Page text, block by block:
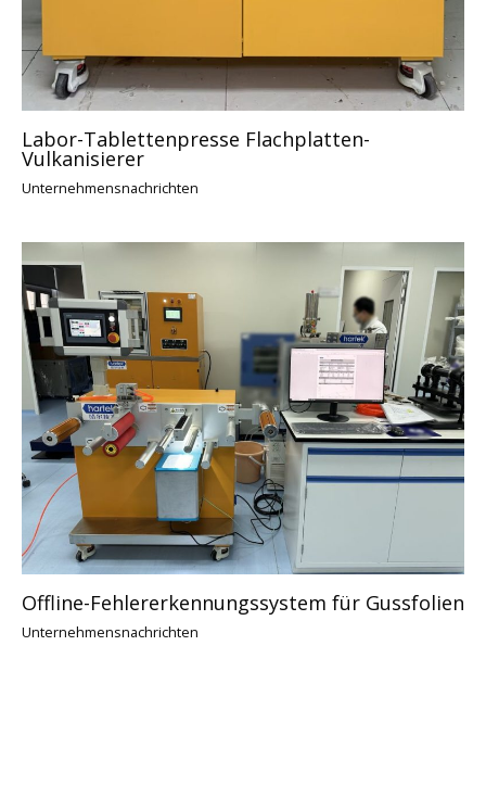
Labor-Tablettenpresse Flachplatten-
Vulkanisierer
Unternehmensnachrichten
Offline-Fehlererkennungssystem für Gussfolien
Unternehmensnachrichten